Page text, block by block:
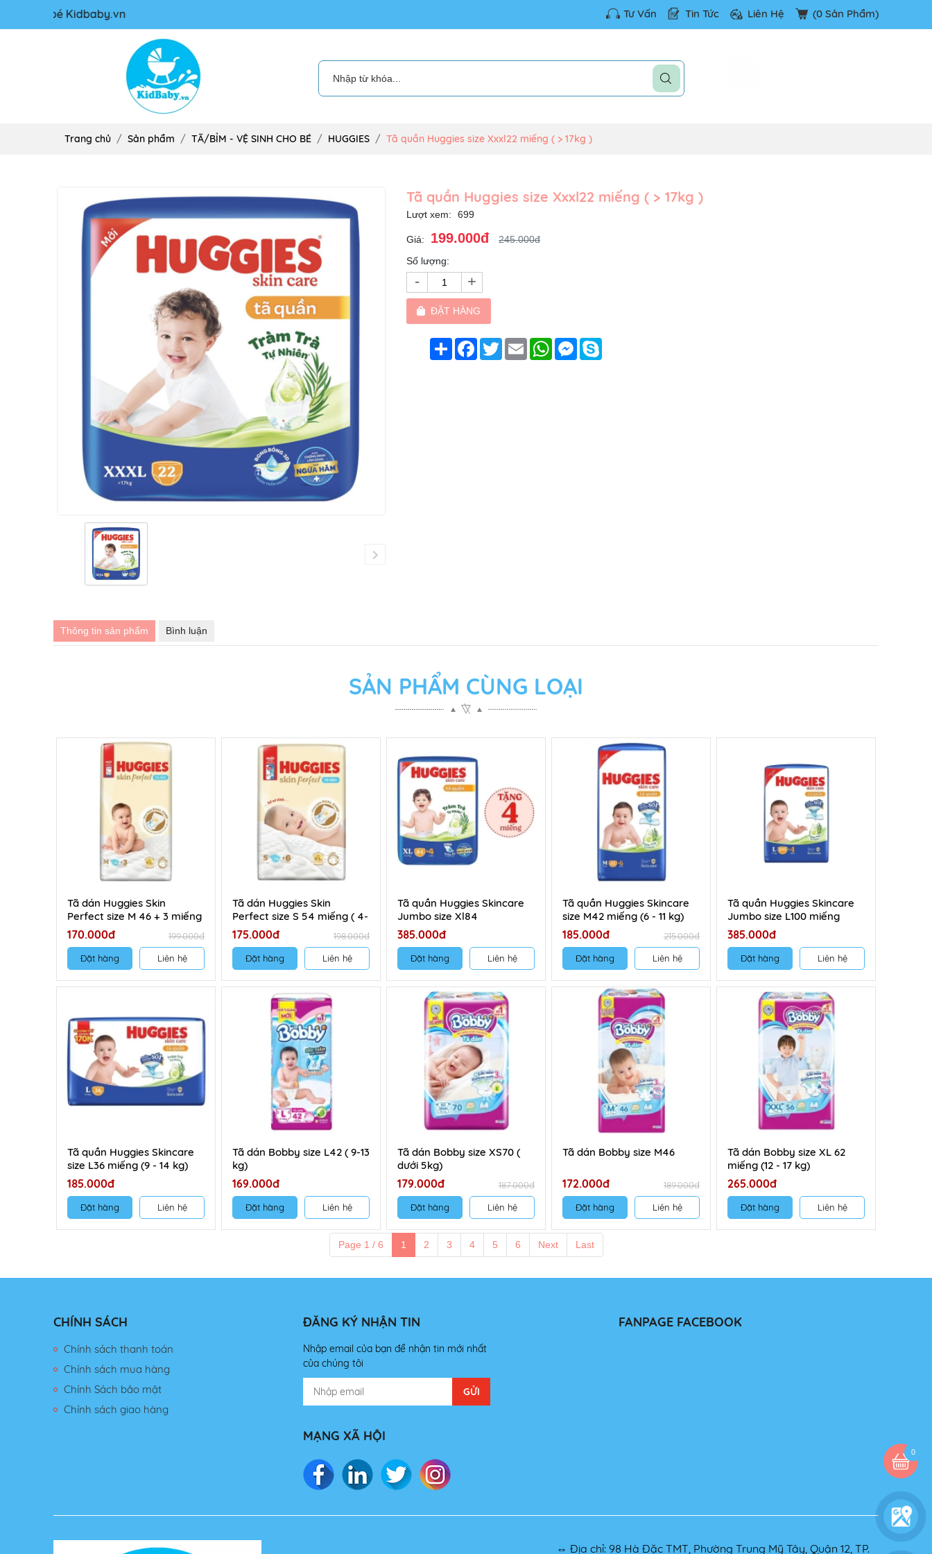
bé Kidbaby.vn Tư Vấn Tin Tức Liên Hệ (0 Sản Phẩm)
Trang chủ Sản phẩm TÃ/BỈM - VỆ SINH CHO BÉ HUGGIES Tã quần Huggies size Xxxl22 miếng ( > 17kg )
Tã quần Huggies size Xxxl22 miếng ( > 17kg )
Lượt xem: 699
Giá: 199.000đ
245.000đ
Số lượng:
- +
ĐẶT HÀNG
Chia
sẻ
Facebook
TwitterEmail WhatsAppMessenger
Thông tin sản phẩm Bình luận
SẢN PHẨM CÙNG LOẠI
Tã dán Huggies Skin
Perfect size M 46 + 3 miếng
(6 - 11 kg)
170.000đ
199.000đ
Đặt hàng
Liên hệ
Tã dán Huggies Skin
Perfect size S 54 miếng ( 4-
8kg)
175.000đ
198.000đ
Đặt hàng
Liên hệ
Tã quần Huggies Skincare
Jumbo size Xl84
385.000đ
Đặt hàng Liên hệ
Tã quần Huggies Skincare
size M42 miếng (6 - 11 kg)
185.000đ
215.000đ
Đặt hàng
Liên hệ
Tã quần Huggies Skincare
Jumbo size L100 miếng
385.000đ
Đặt hàng Liên hệ
Tã quần Huggies Skincare
size L36 miếng (9 - 14 kg)
185.000đ
Đặt hàng Liên hệ
Tã dán Bobby size L42 ( 9-13
kg)
169.000đ
Đặt hàng Liên hệ
Tã dán Bobby size XS70 (
dưới 5kg)
179.000đ
187.000đ
Đặt hàng
Liên hệ
Tã dán Bobby size M46
172.000đ
189.000đ
Đặt hàng
Liên hệ
Tã dán Bobby size XL 62
miếng (12 - 17 kg)
265.000đ
Đặt hàng Liên hệ
Page 1 / 6 1 2 3 4 5 6 Next Last
CHÍNH SÁCH
Chính sách thanh toán
Chính sách mua hàng
Chính Sách bảo mật
Chính sách giao hàng
ĐĂNG KÝ NHẬN TIN
Nhập email của bạn để nhận tin mới nhất
của chúng tôi
MẠNG XÃ HỘI
FANPAGE FACEBOOK
⇔ Địa chỉ: 98 Hà Đặc TMT, Phường Trung Mỹ Tây, Quận 12, TP.
0